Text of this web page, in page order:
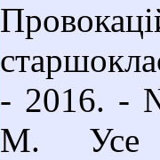
- 2016. -
М. Усе